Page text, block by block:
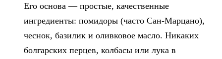
Его основа — простые, качественные
ингредиенты: помидоры (часто Сан-Марцано),
чеснок, базилик и оливковое масло. Никаких
болгарских перцев, колбасы или лука в